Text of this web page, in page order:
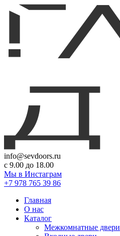
info@sevdoors.ru
c 9.00 до 18.00
Мы в Инстаграм
+7 978 765 39 86
Главная
О нас
Каталог
Межкомнатные двери